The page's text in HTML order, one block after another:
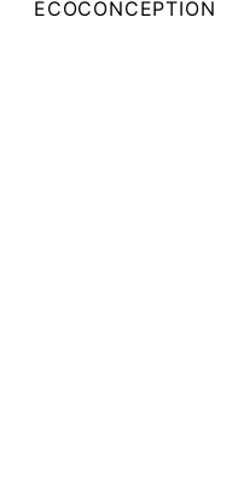
ÉCOCONCEPTION